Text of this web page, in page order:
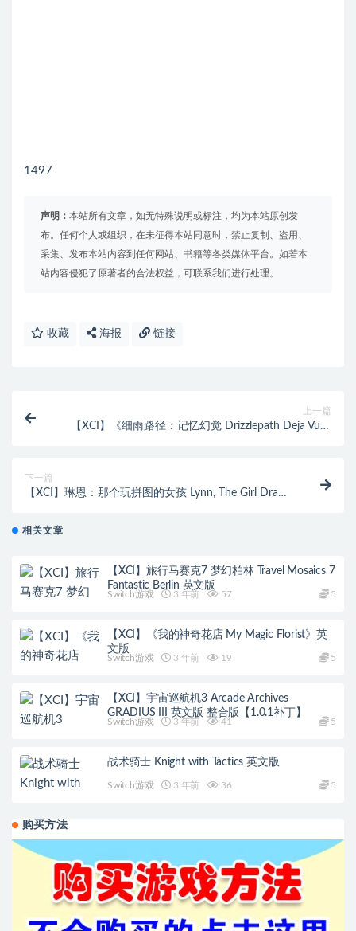
1497
声明： 本站所有文章，如无特殊说明或标注，均为本站原创发
布。任何个人或组织，在未征得本站同意时，禁止复制、盗用、
采集、发布本站内容到任何网站、书籍等各类媒体平台。如若本
站内容侵犯了原著者的合法权益，可联系我们进行处理。
收藏 海报 链接
上一篇
【XCI】《细雨路径：记忆幻觉 Drizzlepath Deja Vu》
下一篇
【XCI】琳恩：那个玩拼图的女孩 Lynn, The Girl Drawn
相关文章
【XCI】旅行马赛克7 梦幻柏林 Travel Mosaics 7
Fantastic Berlin 英文版
Switch游戏 3 年前 57 5
【XCI】《我的神奇花店 My Magic Florist》英
文版
Switch游戏 3 年前 19 5
【XCI】宇宙巡航机3 Arcade Archives
GRADIUS III 英文版 整合版【1.0.1补丁】
Switch游戏 3 年前 41 5
战术骑士 Knight with Tactics 英文版
Switch游戏 3 年前 36 5
购买方法